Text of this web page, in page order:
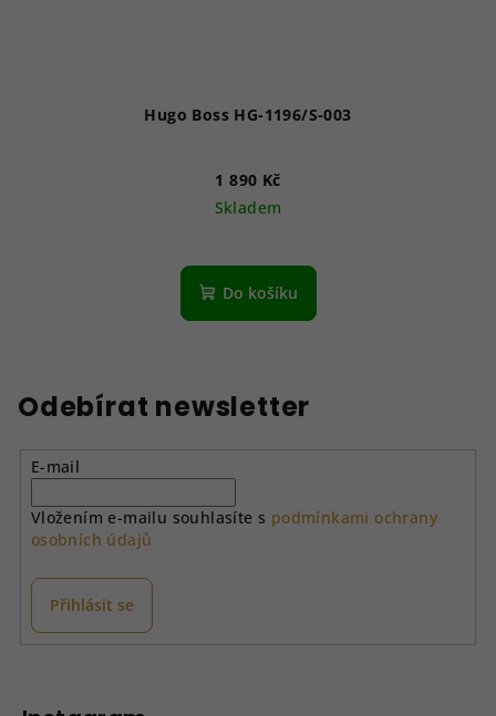
Hugo Boss HG-1196/S-003
1 890 Kč
Skladem
Do košíku
Odebírat newsletter
E-mail
Vložením e-mailu souhlasíte s podmínkami ochrany
osobních údajů
Přihlásit se